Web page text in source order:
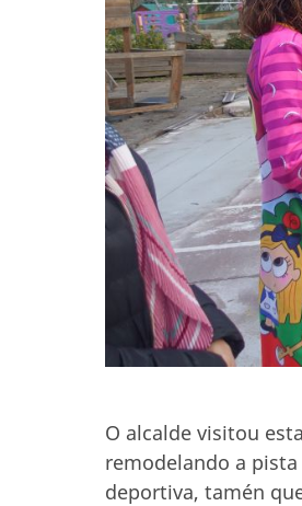
O alcalde visitou
remodelando a
deportiva, tamén